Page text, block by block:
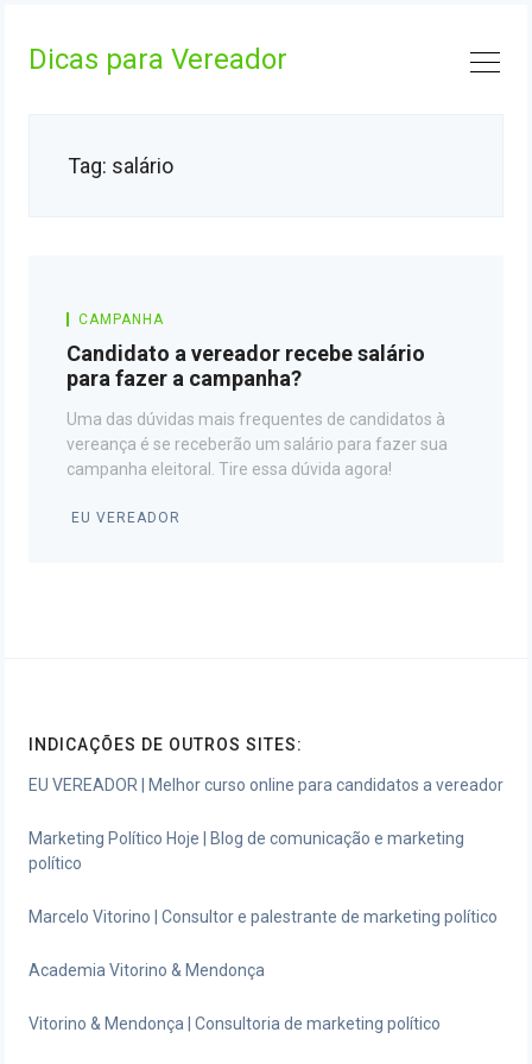
Dicas para Vereador
Tag: salário
CAMPANHA
Candidato a vereador recebe salário
para fazer a campanha?
Uma das dúvidas mais frequentes de candidatos à
vereança é se receberão um salário para fazer sua
campanha eleitoral. Tire essa dúvida agora!
EU VEREADOR
INDICAÇÕES DE OUTROS SITES:
EU VEREADOR | Melhor curso online para candidatos a vereador
Marketing Político Hoje | Blog de comunicação e marketing
político
Marcelo Vitorino | Consultor e palestrante de marketing político
Academia Vitorino & Mendonça
Vitorino & Mendonça | Consultoria de marketing político